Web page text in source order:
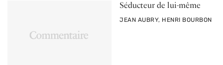
Séducteur de lui-même
PAR
JEAN AUBRY, HENRI BOURBON